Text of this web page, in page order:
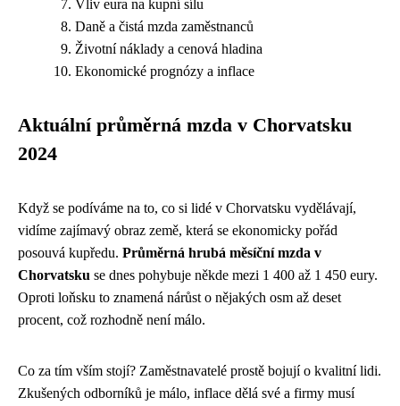
Vliv eura na kupní sílu
Daně a čistá mzda zaměstnanců
Životní náklady a cenová hladina
Ekonomické prognózy a inflace
Aktuální průměrná mzda v Chorvatsku
2024
Když se podíváme na to, co si lidé v Chorvatsku vydělávají,
vidíme zajímavý obraz země, která se ekonomicky pořád
posouvá kupředu. Průměrná hrubá měsíční mzda v
Chorvatsku se dnes pohybuje někde mezi 1 400 až 1 450 eury.
Oproti loňsku to znamená nárůst o nějakých osm až deset
procent, což rozhodně není málo.
Co za tím vším stojí? Zaměstnavatelé prostě bojují o kvalitní lidi.
Zkušených odborníků je málo, inflace dělá své a firmy musí